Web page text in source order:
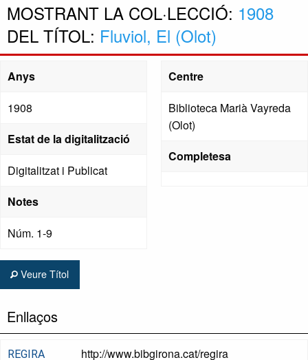
MOSTRANT LA COL·LECCIÓ: 1908
DEL TÍTOL: Fluviol, El (Olot)
Anys
1908
Estat de la digitalització
Digitalitzat i Publicat
Notes
Núm. 1-9
Centre
Biblioteca Marià Vayreda
(Olot)
Completesa
Veure Títol
Enllaços
REGIRA http://www.bibgirona.cat/regira